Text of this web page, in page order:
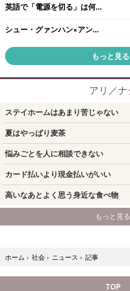
ホーム › 社会 › ニュース › 記事
TOP